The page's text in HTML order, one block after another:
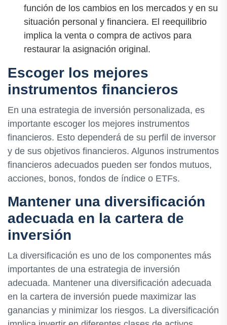
función de los cambios en los mercados y en su
situación personal y financiera. El reequilibrio
implica la venta o compra de activos para
restaurar la asignación original.
Escoger los mejores
instrumentos financieros
En una estrategia de inversión personalizada, es
importante escoger los mejores instrumentos
financieros. Esto dependerá de su perfil de inversor
y de sus objetivos financieros. Algunos instrumentos
financieros adecuados pueden ser fondos mutuos,
acciones, bonos, fondos de índice o ETFs.
Mantener una diversificación
adecuada en la cartera de
inversión
La diversificación es uno de los componentes más
importantes de una estrategia de inversión
adecuada. Mantener una diversificación adecuada
en la cartera de inversión puede maximizar las
ganancias y minimizar los riesgos. La diversificación